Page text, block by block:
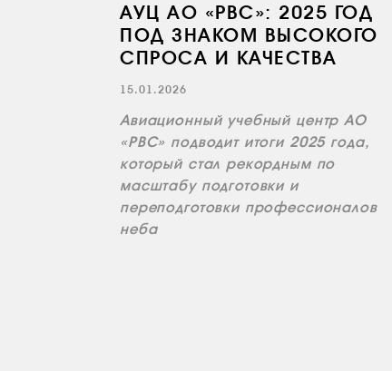
АУЦ АО «РВС»: 2025 ГОД
ПОД ЗНАКОМ ВЫСОКОГО
СПРОСА И КАЧЕСТВА
15.01.2026
Авиационный учебный центр АО
«РВС» подводит итоги 2025 года,
который стал рекордным по
масштабу подготовки и
переподготовки профессионалов
неба